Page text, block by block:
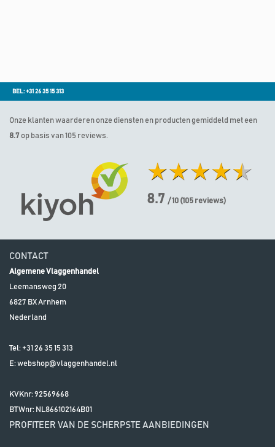
BEL: +31 26 35 15 313
Onze klanten waarderen onze diensten en producten gemiddeld met een
8.7 op basis van 105 reviews.
8.7 / 10 (105 reviews)
CONTACT
Algemene Vlaggenhandel
Leemansweg 20
6827 BXArnhem
Nederland
Tel: +31 26 35 15 313
E:webshop@vlaggenhandel.nl
KVKnr: 92569668
BTWnr: NL866102164B01
PROFITEER VAN DE SCHERPSTE AANBIEDINGEN